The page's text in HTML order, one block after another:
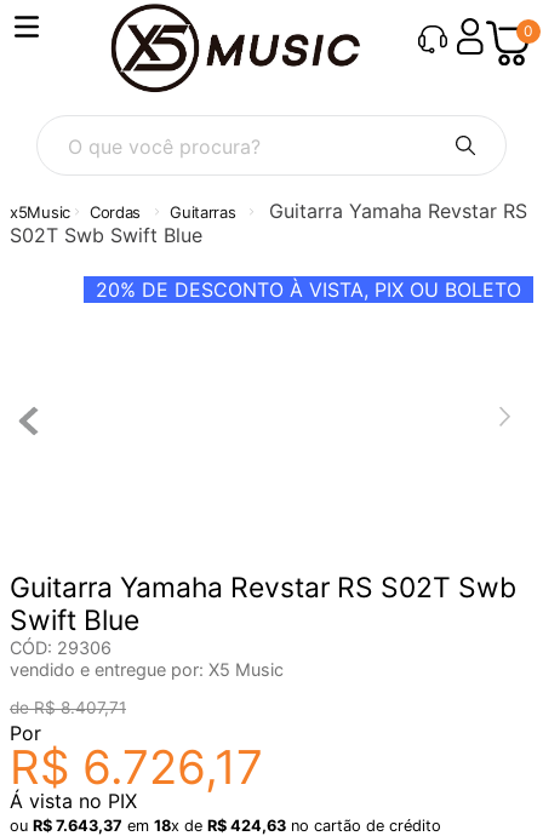
0
O que você procura?
Cordas Guitarras
Guitarra Yamaha Revstar RS
S02T Swb Swift Blue
20% DE DESCONTO À VISTA, PIX OU BOLETO
Guitarra Yamaha Revstar RS S02T Swb
Swift Blue
CÓD: 29306
vendido e entregue por: X5 Music
R$ 8.407,71
Por
R$ 6.726,17
Á vista no PIX
ou R$ 7.643,37 em 18x de R$ 424,63 no cartão de crédito